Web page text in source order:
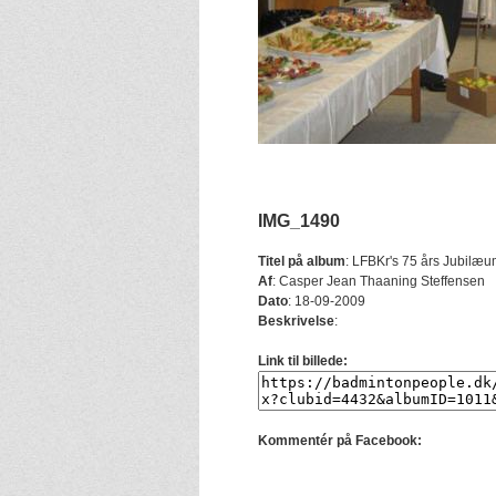
IMG_1490
Titel på album: LFBKr's 75 års
Af: Casper Jean Thaaning Steffensen
Dato: 18-09-2009
Beskrivelse:
Link til billede:
Kommentér på Facebook: